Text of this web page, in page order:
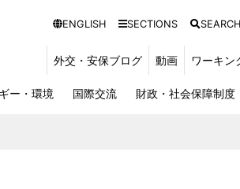
ENGLISH SECTIONS SEARCH
外交・安保ブログ 動画 ワーキン
ー・環境 国際交流 財政・社会保障制度